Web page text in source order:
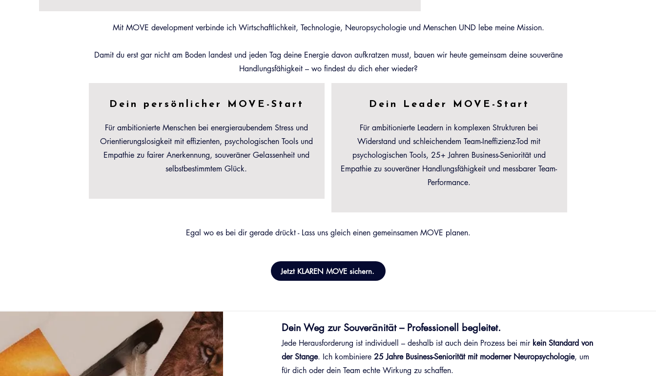
Mit MOVE development verbinde ich Wirtschaftlichkeit, Technologie, Neuropsychologie und Menschen UND lebe meine Mission.
Damit du erst gar nicht am Boden landest und jeden Tag deine Energie davon aufkratzen musst, bauen wir heute gemeinsam deine souveräne
Handlungsfähigkeit – wo findest du dich eher wieder?
Dein persönlicher MOVE-Start
Für ambitionierte Menschen bei energieraubendem Stress und
Orientierungslosigkeit mit effizienten, psychologischen Tools und
Empathie zu fairer Anerkennung, souveräner Gelassenheit und
selbstbestimmtem Glück.
Dein Leader MOVE-Start
Für ambitionierte Leadern in komplexen Strukturen bei
Widerstand und schleichendem Team-Ineffizienz-Tod mit
psychologischen Tools, 25+ Jahren Business-Seniorität und
Empathie zu souveräner Handlungsfähigkeit und messbarer Team-
Performance.
Egal wo es bei dir gerade drückt - Lass uns gleich einen gemeinsamen MOVE planen.
Jetzt KLAREN MOVE sichern.
Dein Weg zur Souveränität – Professionell begleitet.
Jede Herausforderung ist individuell – deshalb ist auch dein Prozess bei mir kein Standard von
der Stange. Ich kombiniere 25 Jahre Business-Seniorität mit moderner Neuropsychologie, um
für dich oder dein Team echte Wirkung zu schaffen.